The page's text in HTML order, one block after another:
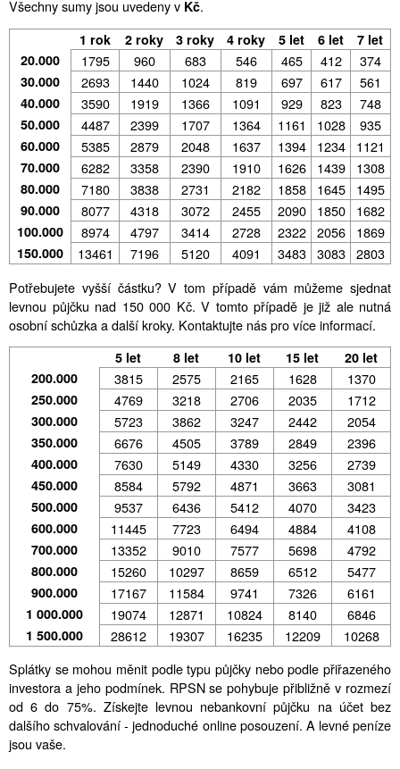
Všechny sumy jsou uvedeny v Kč.
1 rok 2 roky 3 roky 4 roky 5 let 6 let
7 let
20.000
1795 960 683 546 465 412 374
30.000 2693 1440 1024 819 697 617 561
40.000 3590 1919 1366 1091 929 823 748
50.000 4487 2399 1707 1364 1161 1028 935
60.000 5385 2879 2048 1637 1394 1234 1121
70.000 6282 3358 2390 1910 1626 1439 1308
80.000 7180 3838 2731 2182 1858 1645 1495
90.000 8077 4318 3072 2455 2090 1850 1682
100.000 8974 4797 3414 2728 2322 2056 1869
150.000 13461 7196 5120 4091 3483 3083 2803
Potřebujete vyšší částku? V tom případě vám můžeme sjednat
levnou půjčku nad 150 000 Kč. V tomto případě je již ale nutná
osobní schůzka a další kroky. Kontaktujte nás pro více informací.
5 let 8 let 10 let 15 let
20 let
200.000
3815 2575 2165 1628 1370
250.000 4769 3218 2706 2035 1712
300.000 5723 3862 3247 2442 2054
350.000 6676 4505 3789 2849 2396
400.000 7630 5149 4330 3256 2739
450.000 8584 5792 4871 3663 3081
500.000 9537 6436 5412 4070 3423
600.000 11445 7723 6494 4884 4108
700.000 13352 9010 7577 5698 4792
800.000 15260 10297 8659 6512 5477
900.000 17167 11584 9741 7326 6161
1 000.000 19074 12871 10824 8140 6846
1 500.000 28612 19307 16235 12209
10268
Splátky se mohou měnit podle typu půjčky nebo podle přiřazeného
investora a jeho podmínek. RPSN se pohybuje přibližně v rozmezí
od 6 do 75%. Získejte levnou nebankovní půjčku na účet bez
dalšího schvalování - jednoduché online posouzení. A levné peníze
jsou vaše.